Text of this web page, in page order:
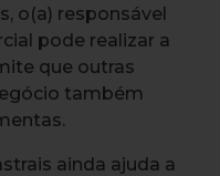
o(a) responsável
pode realizar a
que outras
também
ainda ajuda a